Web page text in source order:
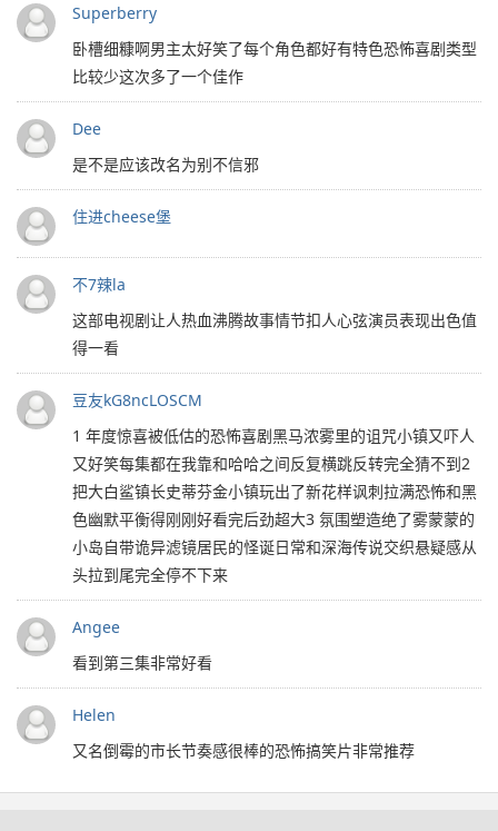
Superberry
卧槽细糠啊男主太好笑了每个角色都好有特色恐怖喜剧类型
比较少这次多了一个佳作
Dee
是不是应该改名为别不信邪
住进cheese堡
不7辣la
这部电视剧让人热血沸腾故事情节扣人心弦演员表现出色值
得一看
豆友kG8ncLOSCM
1 年度惊喜被低估的恐怖喜剧黑马浓雾里的诅咒小镇又吓人
又好笑每集都在我靠和哈哈之间反复横跳反转完全猜不到2
把大白鲨镇长史蒂芬金小镇玩出了新花样讽刺拉满恐怖和黑
色幽默平衡得刚刚好看完后劲超大3 氛围塑造绝了雾蒙蒙的
小岛自带诡异滤镜居民的怪诞日常和深海传说交织悬疑感从
头拉到尾完全停不下来
Angee
看到第三集非常好看
Helen
又名倒霉的市长节奏感很棒的恐怖搞笑片非常推荐